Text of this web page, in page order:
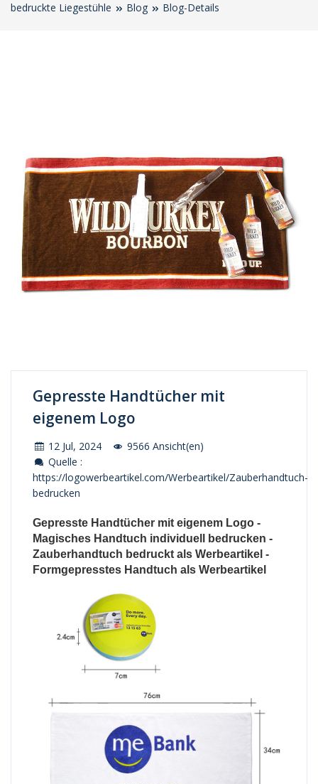
bedruckte Liegestühle Blog Blog-Details
Gepresste Handtücher mit
eigenem Logo
12 Jul, 2024
9566 Ansicht(en)
Quelle :
https://logowerbeartikel.com/Werbeartikel/Zauberhandtuch-
bedrucken
Gepresste Handtücher mit eigenem Logo -
Magisches Handtuch individuell bedrucken -
Zauberhandtuch bedruckt als Werbeartikel -
Formgepresstes Handtuch als Werbeartikel